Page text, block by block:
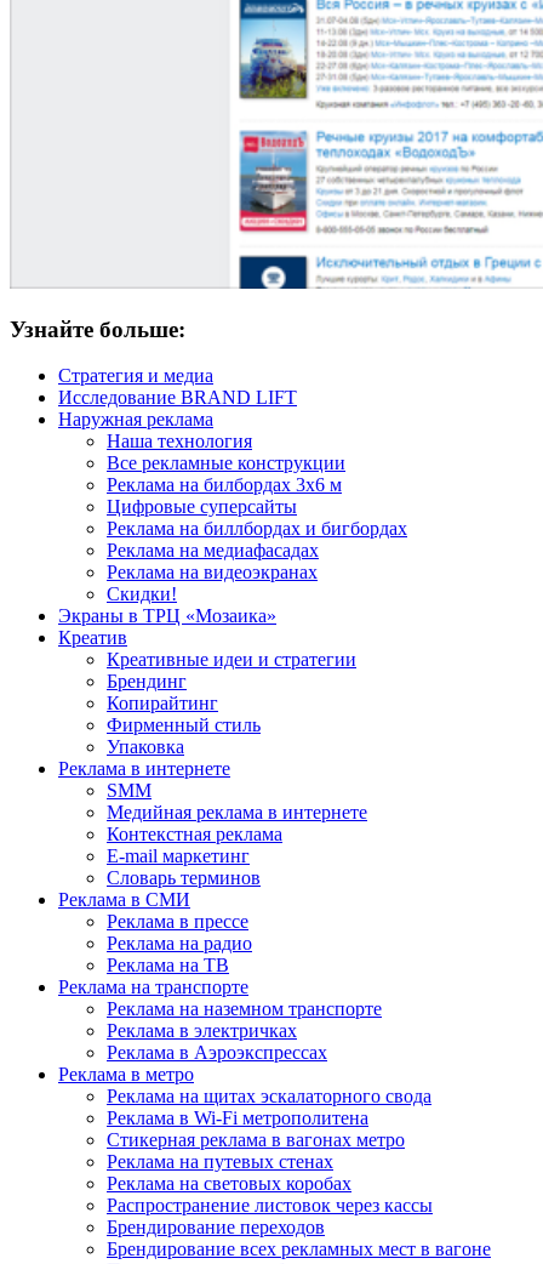
Узнайте больше:
Стратегия и медиа
Исследование BRAND LIFT
Наружная реклама
Наша технология
Все рекламные конструкции
Реклама на билбордах 3х6 м
Цифровые суперсайты
Реклама на биллбордах и бигбордах
Реклама на медиафасадах
Реклама на видеоэкранах
Скидки!
Экраны в ТРЦ «Мозаика»
Креатив
Креативные идеи и стратегии
Брендинг
Копирайтинг
Фирменный стиль
Упаковка
Реклама в интернете
SMM
Медийная реклама в интернете
Контекстная реклама
E-mail маркетинг
Словарь терминов
Реклама в СМИ
Реклама в прессе
Реклама на радио
Реклама на ТВ
Реклама на транспорте
Реклама на наземном транспорте
Реклама в электричках
Реклама в Аэроэкспрессах
Реклама в метро
Реклама на щитах эскалаторного свода
Реклама в Wi-Fi метрополитена
Стикерная реклама в вагонах метро
Реклама на путевых стенах
Реклама на световых коробах
Распространение листовок через кассы
Брендирование переходов
Брендирование всех рекламных мест в вагоне